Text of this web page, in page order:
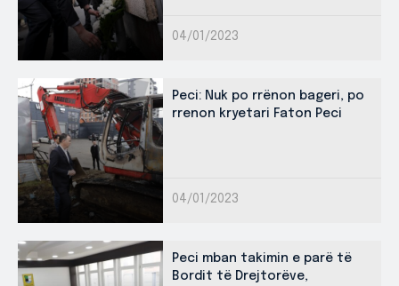
04/01/2023
Peci: Nuk po rrënon bageri, po
rrenon kryetari Faton Peci
04/01/2023
Peci mban takimin e parë të
Bordit të Drejtorëve,